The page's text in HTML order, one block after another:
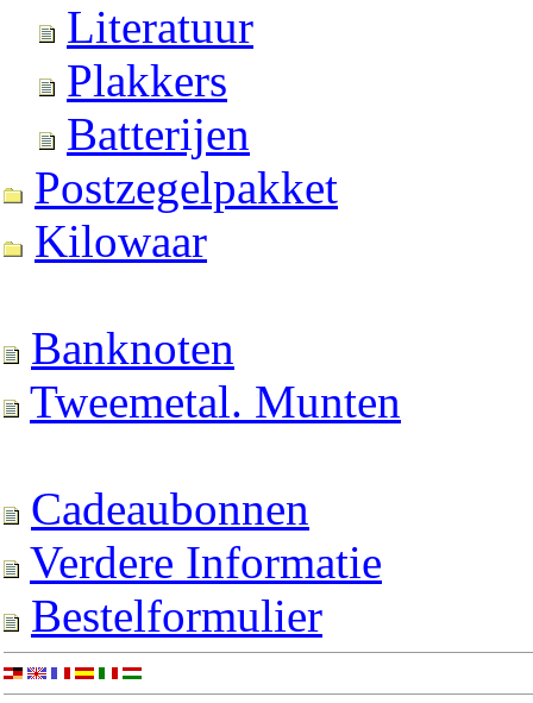
Literatuur
Plakkers
Batterijen
Postzegelpakket
Kilowaar
Banknoten
Tweemetal. Munten
Cadeaubonnen
Verdere Informatie
Bestelformulier